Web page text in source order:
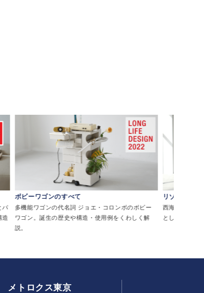
パ
造
ボビーワゴンのすべて
多機能ワゴンの代名詞 ジョエ・コロンボのボビー
ワゴン。誕生の歴史や構造・使用例をくわしく解
説。
リゾートチ
西海岸・メキ
として親しま
メトロクス東京